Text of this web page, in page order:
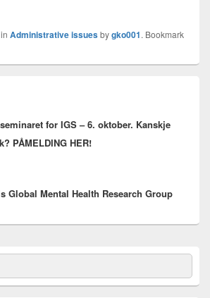
Administrative issuesbygko001. Bookmark
for IGS – 6. oktober. Kanskje
PÅMELDING HER!
Global Mental Health Research Group